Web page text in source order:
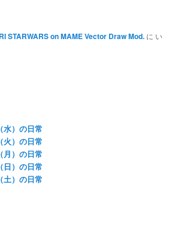
STARWARS on MAME Vector Draw Mod. に い
水）の日常
火）の日常
月）の日常
日）の日常
土）の日常